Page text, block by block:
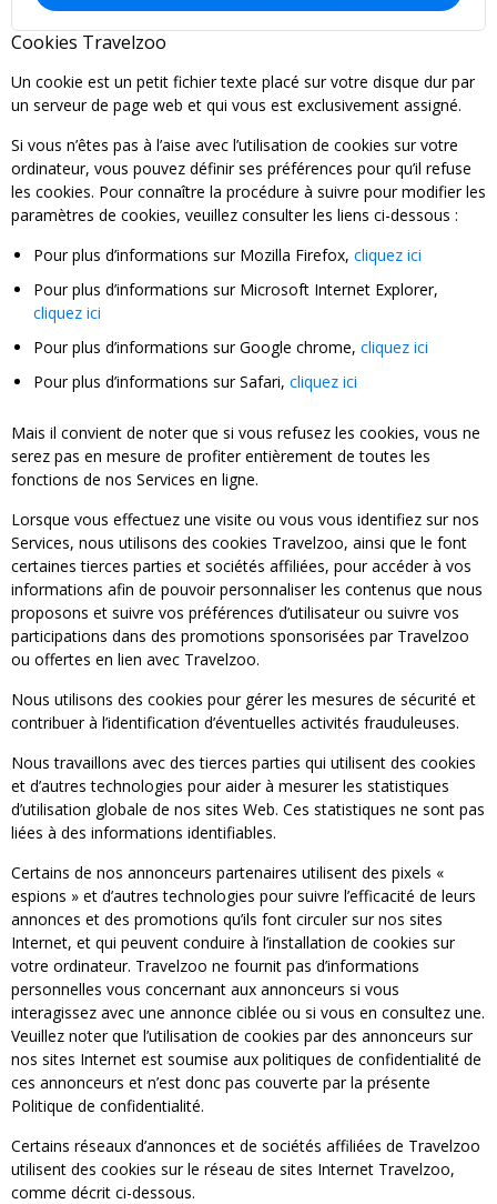
Cookies Travelzoo
Un cookie est un petit fichier texte placé sur votre disque dur par
un serveur de page web et qui vous est exclusivement assigné.
Si vous n’êtes pas à l’aise avec l’utilisation de cookies sur votre
ordinateur, vous pouvez définir ses préférences pour qu’il refuse
les cookies. Pour connaître la procédure à suivre pour modifier les
paramètres de cookies, veuillez consulter les liens ci-dessous :
Pour plus d’informations sur Mozilla Firefox, cliquez ici
Pour plus d’informations sur Microsoft Internet Explorer,
cliquez ici
Pour plus d’informations sur Google chrome, cliquez ici
Pour plus d’informations sur Safari, cliquez ici
Mais il convient de noter que si vous refusez les cookies, vous ne
serez pas en mesure de profiter entièrement de toutes les
fonctions de nos Services en ligne.
Lorsque vous effectuez une visite ou vous vous identifiez sur nos
Services, nous utilisons des cookies Travelzoo, ainsi que le font
certaines tierces parties et sociétés affiliées, pour accéder à vos
informations afin de pouvoir personnaliser les contenus que nous
proposons et suivre vos préférences d’utilisateur ou suivre vos
participations dans des promotions sponsorisées par Travelzoo
ou offertes en lien avec Travelzoo.
Nous utilisons des cookies pour gérer les mesures de sécurité et
contribuer à l’identification d’éventuelles activités frauduleuses.
Nous travaillons avec des tierces parties qui utilisent des cookies
et d’autres technologies pour aider à mesurer les statistiques
d’utilisation globale de nos sites Web. Ces statistiques ne sont pas
liées à des informations identifiables.
Certains de nos annonceurs partenaires utilisent des pixels «
espions » et d’autres technologies pour suivre l’efficacité de leurs
annonces et des promotions qu’ils font circuler sur nos sites
Internet, et qui peuvent conduire à l’installation de cookies sur
votre ordinateur. Travelzoo ne fournit pas d’informations
personnelles vous concernant aux annonceurs si vous
interagissez avec une annonce ciblée ou si vous en consultez une.
Veuillez noter que l’utilisation de cookies par des annonceurs sur
nos sites Internet est soumise aux politiques de confidentialité de
ces annonceurs et n’est donc pas couverte par la présente
Politique de confidentialité.
Certains réseaux d’annonces et de sociétés affiliées de Travelzoo
utilisent des cookies sur le réseau de sites Internet Travelzoo,
comme décrit ci-dessous.